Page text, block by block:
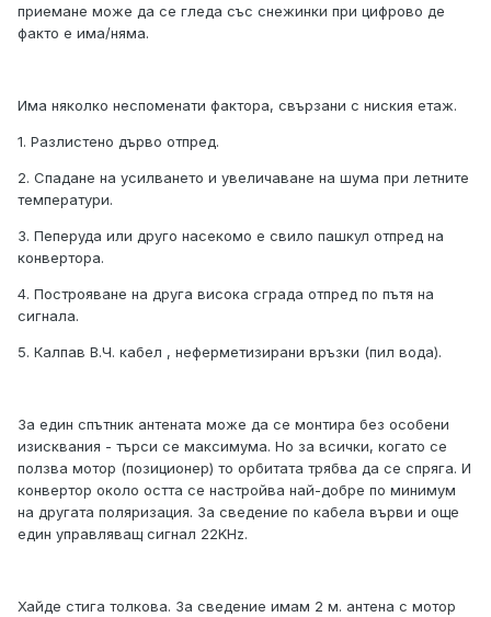
приемане може да се гледа със снежинки при цифрово де
факто е има/няма.
Има няколко неспоменати фактора, свързани с ниския етаж.
1. Разлистено дърво отпред.
2. Спадане на усилването и увеличаване на шума при летните
температури.
3. Пеперуда или друго насекомо е свило пашкул отпред на
конвертора.
4. Построяване на друга висока сграда отпред по пътя на
сигнала.
5. Калпав В.Ч. кабел , неферметизирани връзки (пил вода).
За един спътник антената може да се монтира без особени
изисквания - търси се максимума. Но за всички, когато се
ползва мотор (позиционер) то орбитата трябва да се спряга. И
конвертор около остта се настройва най-добре по минимум
на другата поляризация. За сведение по кабела върви и още
един управляващ сигнал 22KHz.
Хайде стига толкова. За сведение имам 2 м. антена с мотор